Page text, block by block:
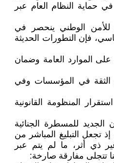
حماية النظام العام عبر
للأمن الوطني ينحصر في
فإن التطورات الحديثة
الموارد العامة وضمان
الثقة في المؤسسات وفي
المنظومة القانونية
القانون الجديد للمسطرة الجنائية
تجعل التبليغ المباشر من
ذي أثر، ما لم يتم عبر
تتجلى مفارقة صارخة: